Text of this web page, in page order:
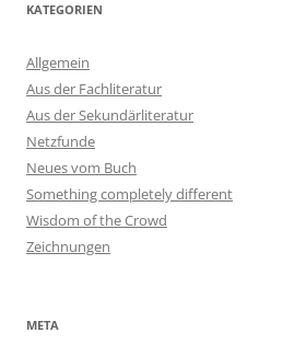
KATEGORIEN
Allgemein
Aus der Fachliteratur
Aus der Sekundärliteratur
Netzfunde
Neues vom Buch
Something completely different
Wisdom of the Crowd
Zeichnungen
META